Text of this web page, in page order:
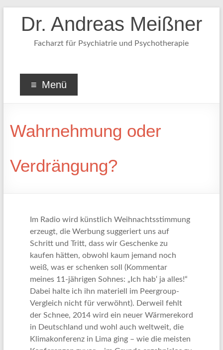
Dr. Andreas Meißner
Facharzt für Psychiatrie und Psychotherapie
Menü
Wahrnehmung oder
Verdrängung?
Im Radio wird künstlich Weihnachtsstimmung
erzeugt, die Werbung suggeriert uns auf
Schritt und Tritt, dass wir Geschenke zu
kaufen hätten, obwohl kaum jemand noch
weiß, was er schenken soll (Kommentar
meines 11-jährigen Sohnes: „Ich hab‘ ja alles!“
Dabei halte ich ihn materiell im Peergroup-
Vergleich nicht für verwöhnt). Derweil fehlt
der Schnee, 2014 wird ein neuer Wärmerekord
in Deutschland und wohl auch weltweit, die
Klimakonferenz in Lima ging – wie die meisten